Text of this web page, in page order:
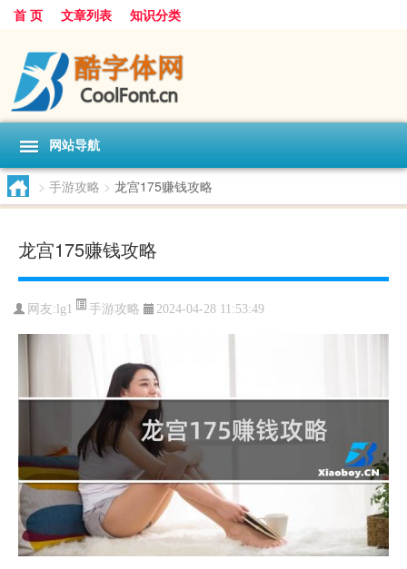
首 页 文章列表 知识分类
网站导航
> 手游攻略 > 龙宫175赚钱攻略
龙宫175赚钱攻略
网友: lg1 手游攻略 2024-04-28 11:53:49